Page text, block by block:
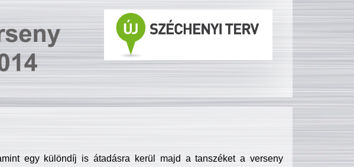
egy különdíj is átadásra kerül majd a tanszéket a verseny